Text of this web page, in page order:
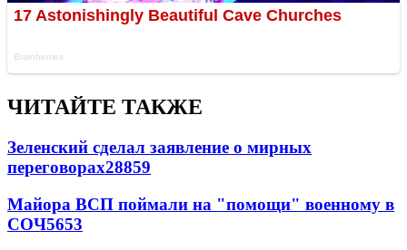
ЧИТАЙТЕ ТАКЖЕ
Зеленский сделал заявление о мирных
переговорах28859
Майора ВСП поймали на "помощи" военному в
СОЧ5653